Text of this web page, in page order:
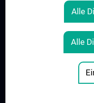
COOKIE-EINSTELLUNGEN
© 2026 Medical University
Alle
Alle